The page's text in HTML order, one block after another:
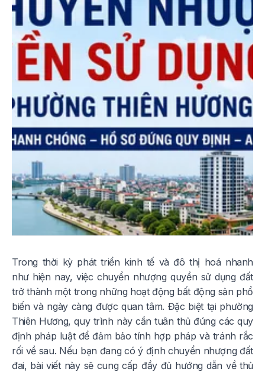
Trong thời kỳ phát triển kinh tế và đô thị hoá nhanh
như hiện nay, việc chuyển nhượng quyền sử dụng đất
trở thành một trong những hoạt động bất động sản phổ
biến và ngày càng được quan tâm. Đặc biệt tại phường
Thiên Hương, quy trình này cần tuân thủ đúng các quy
định pháp luật để đảm bảo tính hợp pháp và tránh rắc
rối về sau. Nếu bạn đang có ý định chuyển nhượng đất
đai, bài viết này sẽ cung cấp đầy đủ hướng dẫn về thủ